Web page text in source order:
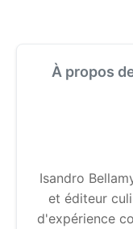
À propos
Isandro
et éditeur
d'expérience